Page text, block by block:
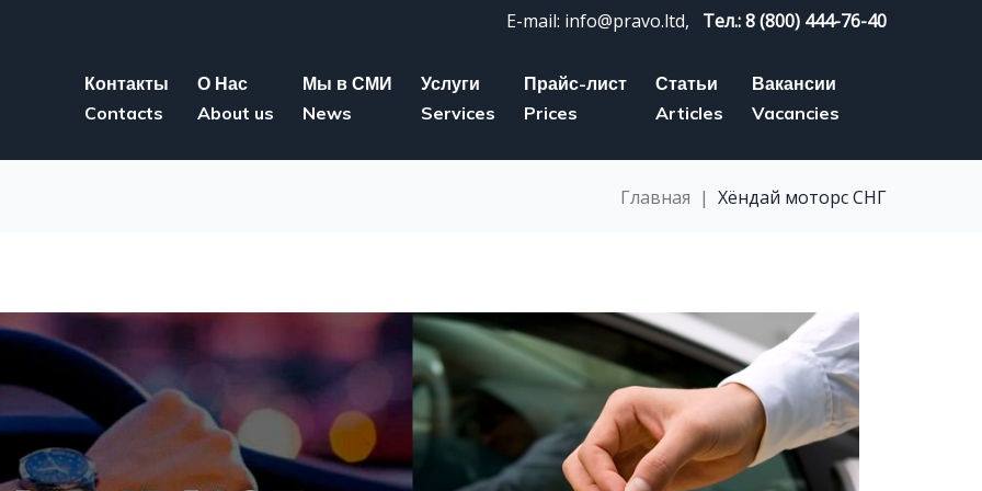
E-mail: info@pravo.ltd, Тел.: 8 (800) 444-76-40
Контакты
Contacts
О Нас
About us
Мы в СМИ
News
Услуги
Services
Прайс-лист
Prices
Статьи
Articles
Вакансии
Vacancies
Главная | Хёндай моторс СНГ